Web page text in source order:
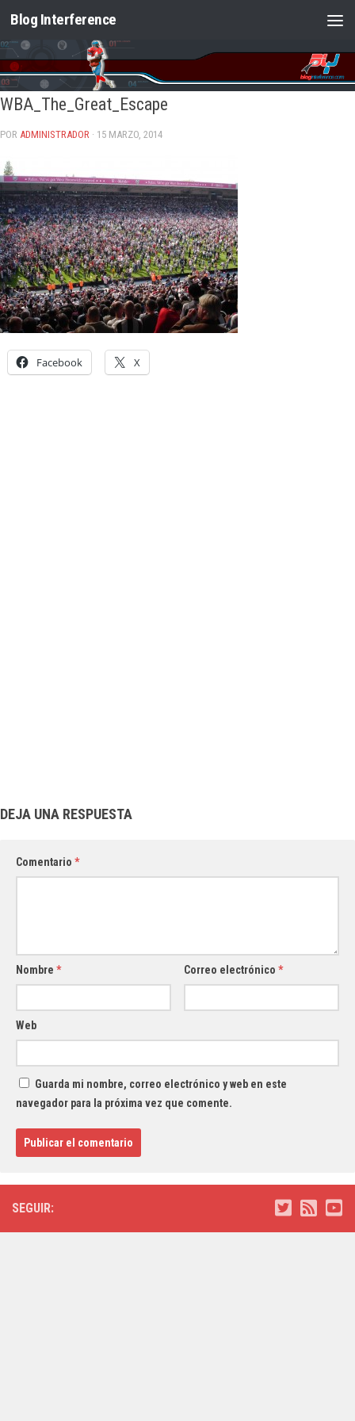
Saltar al contenido
Blog Interference
WBA_The_Great_Escape
POR ADMINISTRADOR · 15 MARZO, 2014
Facebook X
DEJA UNA RESPUESTA
Comentario *
Nombre * Correo electrónico*
Web
Guarda mi nombre, correo electrónico y web en este
navegador para la próxima vez que comente.
SEGUIR: